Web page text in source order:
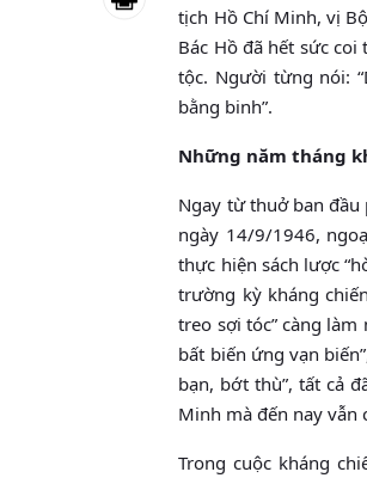
tịch Hồ Chí Minh, vị
Bác Hồ đã hết sức
tộc. Người từng nói:
bằng binh”.
Những năm tháng
Ngay từ thuở ban
ngày 14/9/1946,
thực hiện sách lược
trường kỳ kháng
treo sợi tóc” càng
bất biến ứng vạn
bạn, bớt thù”, tất cả
Minh mà đến nay vẫn
Trong cuộc kháng